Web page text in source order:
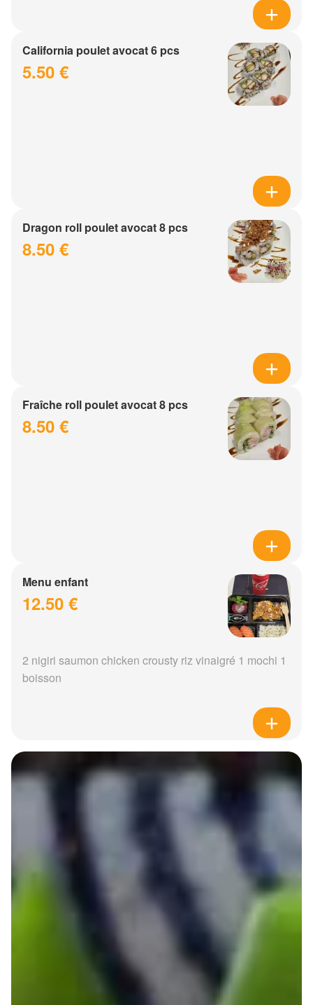
California poulet avocat 6 pcs
5.50 €
Dragon roll poulet avocat 8 pcs
8.50 €
Fraîche roll poulet avocat 8 pcs
8.50 €
Menu enfant
12.50 €
2 nigiri saumon chicken crousty riz vinaigré 1 mochi 1
boisson